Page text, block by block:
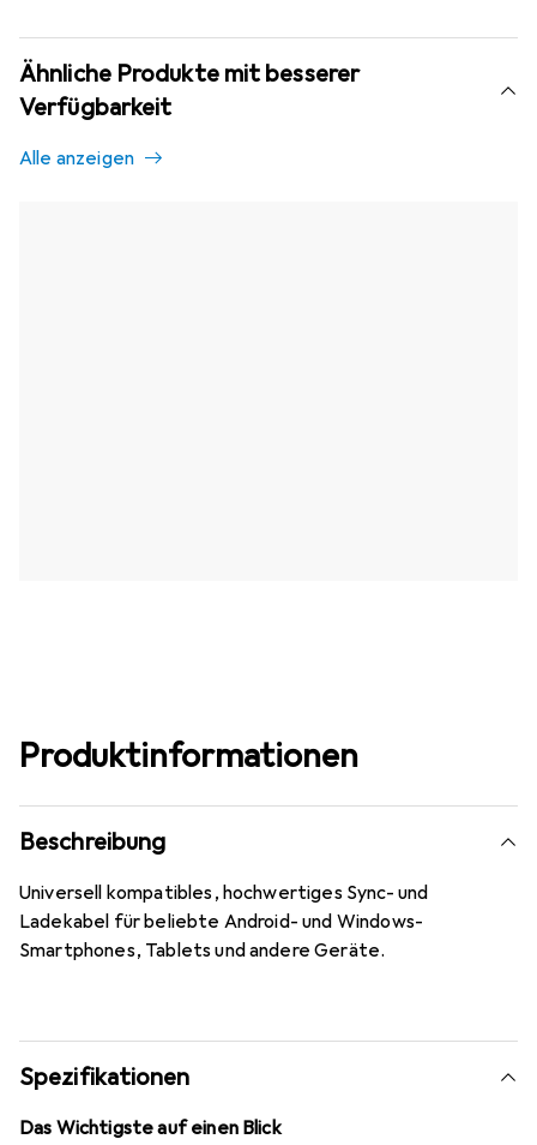
Ähnliche Produkte mit besserer
Verfügbarkeit
Alle anzeigen
Produktinformationen
Beschreibung
Universell kompatibles, hochwertiges Sync- und
Ladekabel für beliebte Android- und Windows-
Smartphones, Tablets und andere Geräte.
Spezifikationen
Das Wichtigste auf einen Blick